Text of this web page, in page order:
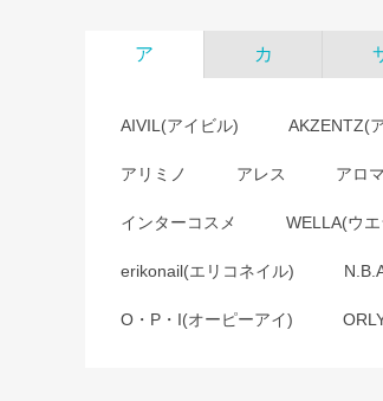
ア カ
AIVIL(アイビル) AKZENTZ(
アリミノ アレス アロ
インターコスメ WELLA(ウ
erikonail(エリコネイル)
O・P・I(オーピーアイ)